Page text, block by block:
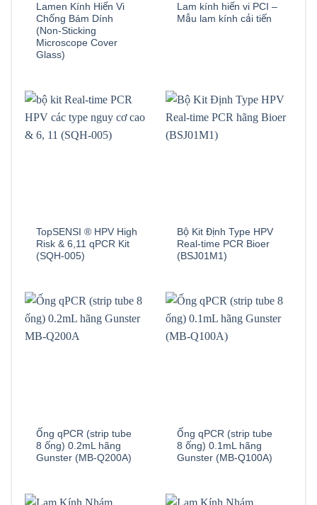
Lamen Kính Hiển Vi
Chống Bám Dính
(Non-Sticking
Microscope Cover
Glass)
Lam kính hiển vi PCI –
Mẫu lam kính cải tiến
TopSENSI ® HPV High
Risk & 6,11 qPCR Kit
(SQH-005)
Bộ Kit Định Type HPV
Real-time PCR Bioer
(BSJ01M1)
Ống qPCR (strip tube
8 ống) 0.2mL hãng
Gunster (MB-Q200A)
Ống qPCR (strip tube
8 ống) 0.1mL hãng
Gunster (MB-Q100A)